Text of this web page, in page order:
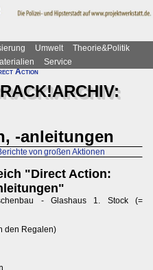
Umwelt
Theorie&Politik
Service
Action
-anleitungen
von großen Aktionen
"Direct Action:
- Glashaus 1. Stock (=
den Regalen)